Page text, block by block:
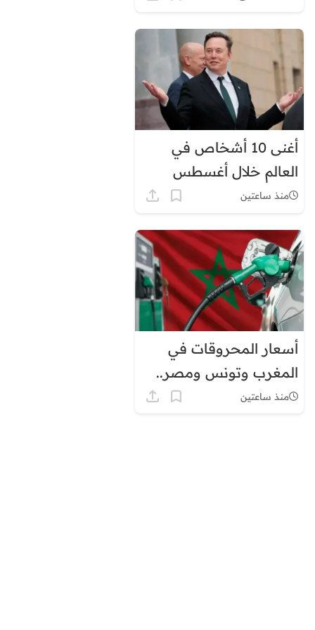
أغنى 10 أشخاص في
العالم خلال أغسطس
2026.. إيلون ماسك في
منذ ساعتين
أسعار المحروقات في
المغرب وتونس ومصر..
لماذا يبدو الفارق كبيرًا؟
منذ ساعتين